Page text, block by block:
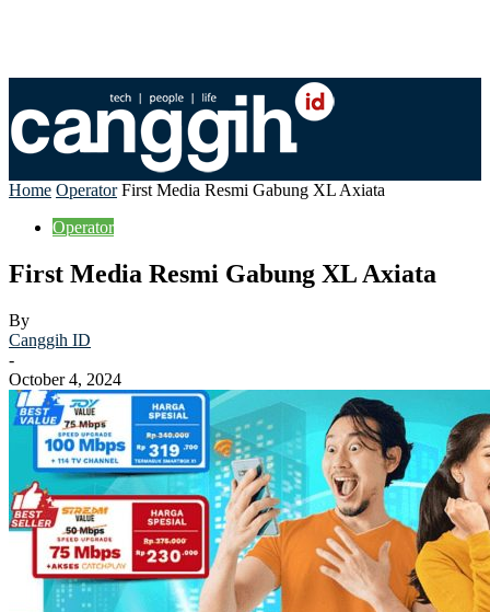
Home Operator First Media Resmi Gabung XL Axiata
Operator
First Media Resmi Gabung XL Axiata
By
Canggih ID
-
October 4, 2024